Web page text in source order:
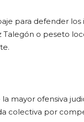
para defender
o peseto
mayor ofensiva
colectiva por